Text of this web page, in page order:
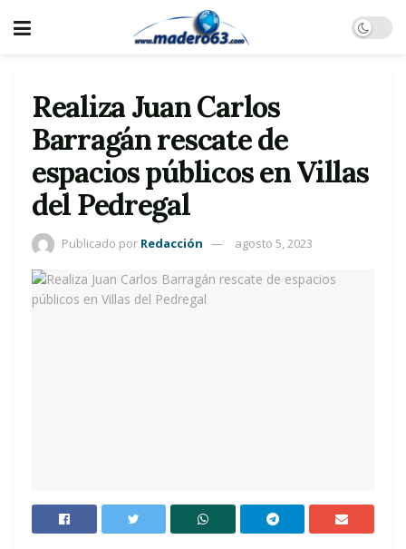
Realiza Juan Carlos
Barragán rescate de
espacios públicos en Villas
del Pedregal
Publicado por Redacción agosto 5, 2023